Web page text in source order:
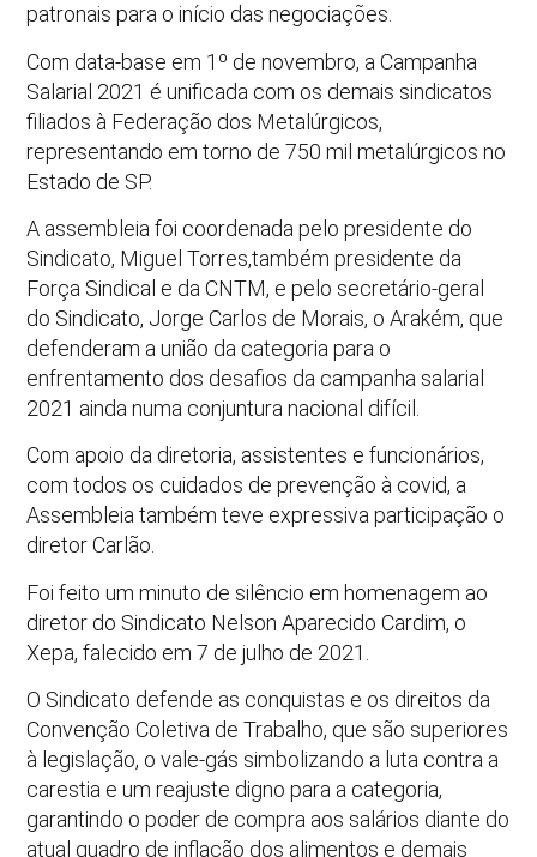
patronais para o início das negociações.
Com data-base em 1º de novembro, a Campanha
Salarial 2021 é unificada com os demais sindicatos
filiados à Federação dos Metalúrgicos,
representando em torno de 750 mil metalúrgicos no
Estado de SP.
A assembleia foi coordenada pelo presidente do
Sindicato, Miguel Torres,também presidente da
Força Sindical e da CNTM, e pelo secretário-geral
do Sindicato, Jorge Carlos de Morais, o Arakém, que
defenderam a união da categoria para o
enfrentamento dos desafios da campanha salarial
2021 ainda numa conjuntura nacional difícil.
Com apoio da diretoria, assistentes e funcionários,
com todos os cuidados de prevenção à covid, a
Assembleia também teve expressiva participação o
diretor Carlão.
Foi feito um minuto de silêncio em homenagem ao
diretor do Sindicato Nelson Aparecido Cardim, o
Xepa, falecido em 7 de julho de 2021.
O Sindicato defende as conquistas e os direitos da
Convenção Coletiva de Trabalho, que são superiores
à legislação, o vale-gás simbolizando a luta contra a
carestia e um reajuste digno para a categoria,
garantindo o poder de compra aos salários diante do
atual quadro de inflação dos alimentos e demais